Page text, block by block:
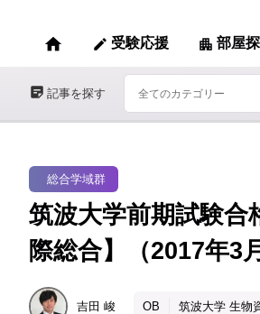
home edit 受験応援 apartment 部屋
sticky_note_2 記事を探す
総合学域群
筑波大学前期試験合
際総合】（2017年3
吉田 峻 OB 筑波大学 生物